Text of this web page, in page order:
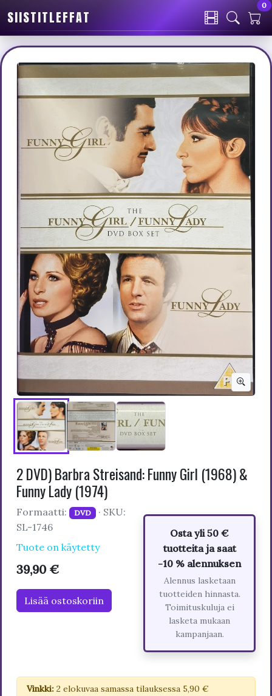
SIISTITLEFFAT
0
2 DVD) Barbra Streisand: Funny Girl (1968) &
Funny Lady (1974)
Formaatti: DVD · SKU:
SL-1746
Tuote on käytetty
39,90 €
Lisää ostoskoriin
Osta yli 50 €
tuotteita ja saat
-10 % alennuksen
Alennus lasketaan
tuotteiden hinnasta.
Toimituskuluja ei
lasketa mukaan
kampanjaan.
Vinkki: 2 elokuvaa samassa tilauksessa 5,90 €